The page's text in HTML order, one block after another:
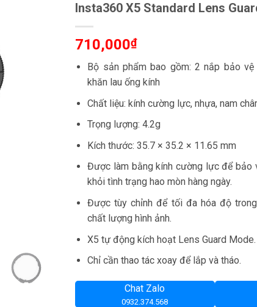
Insta360 X5 Standard Lens
710,000₫
Bộ sản phẩm bao gồm: 2 nắp bảo vệ
khăn lau ống kính
Chất liệu: kính cường lực, nhựa, nam
Trọng lượng: 4.2g
Kích thước: 35.7 × 35.2 × 11.65 mm
Được làm bằng kính cường lực để bảo
khỏi tình trạng hao mòn hàng ngày.
Được tùy chỉnh để tối đa hóa độ
chất lượng hình ảnh.
X5 tự động kích hoạt Lens Guard Mode.
Chỉ cần thao tác xoay để lắp và tháo.
Chat Zalo
0932.374.568